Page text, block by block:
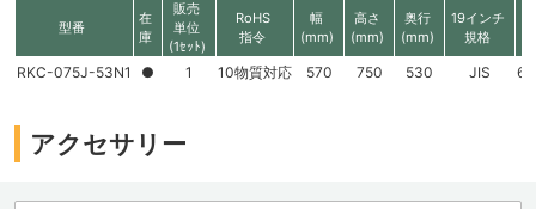
型番
在
庫
販売
単位
(1ｾｯﾄ)
RoHS
指令
幅
(mm)
高さ
(mm)
奥行
(mm)
19インチ
規格
RKC-075J-53N1 ● 1 10物質対応 570 750 530 JIS
アクセサリー